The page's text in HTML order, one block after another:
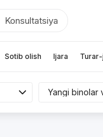
Konsultatsiya
Sotib olish Ijara
Hamma